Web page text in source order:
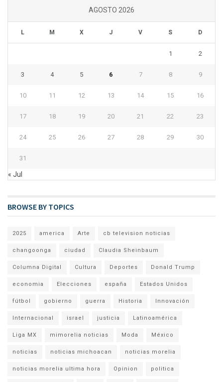
AGOSTO 2026
L M X J V S D
1 2
3 4 5 6 7 8 9
10 11 12 13 14 15 16
17 18 19 20 21 22 23
24 25 26 27 28 29 30
31
« Jul
BROWSE BY TOPICS
2025 america Arte cb television noticias
changoonga ciudad Claudia Sheinbaum
Columna Digital Cultura Deportes Donald Trump
economia Elecciones españa Estados Unidos
fútbol gobierno guerra Historia Innovación
Internacional israel justicia Latinoamérica
Liga MX mimorelia noticias Moda México
noticias noticias michoacan noticias morelia
noticias morelia ultima hora Opinion politica